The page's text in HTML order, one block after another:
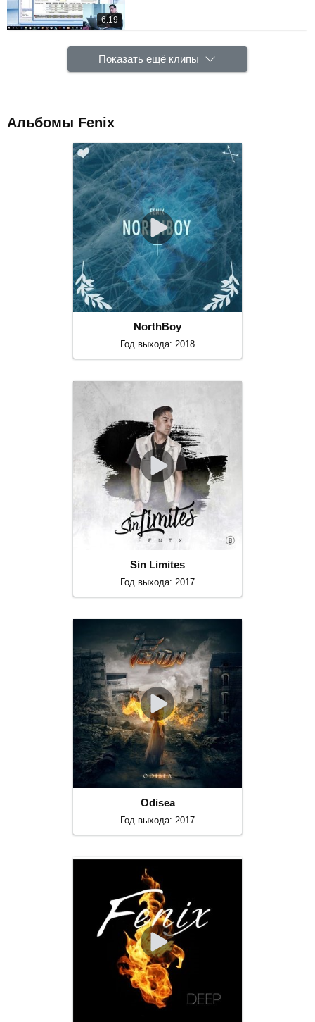
6:19
Показать ещё клипы
Альбомы Fenix
NorthBoy
Год выхода: 2018
Sin Limites
Год выхода: 2017
Odisea
Год выхода: 2017